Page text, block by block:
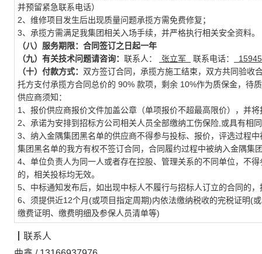
并预留紧急联系电话）
2、维修项目发生后出现质量问题承揽方需免费修复；
3、承揽方需满足我集团相关入场手续，并严格执行相关安全资料
（八）服务期限： 合同签订之日起一年
（九）有关技术问题请咨询： 联系人： 张立军 联系电话：
（十） 付款方式： 双方签订合同，承揽方施工结束，双方共同验收
托方支付承揽方合同总价的 90% 款项，剩余 10%作为质保金，待
供应商须知：
1、报价供应商报价文件加盖公章（单项报价不超最高限价），并
2、承诺为安排到招标方公司相关人员全部缴纳工伤保险,或具有相
3、纳入金隅集团黑名单的供应商不得参与投标、报价，评选过程
集团黑名单的我方有权不签订合同，合同履约过程中被纳入金隅集
4、单位负责人为同一人或者存在控股、管理关系的不同单位，不
的，相关投标均无效。
5、中标通知发布后，如出现中标人不履行与招标人订立的合同的
6、须提供近12个月(或项目指定周期)内依法缴纳税收的完税证明(
缴费证明、缴费明细及参保人员清单等)
联系人